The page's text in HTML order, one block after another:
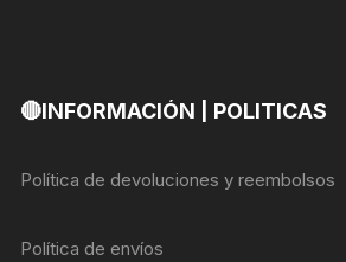
🔴INFORMACIÓN | POLITICAS
Política de devoluciones y reembolsos
Política de envíos